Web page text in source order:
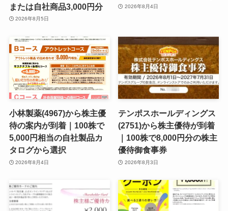
または自社商品3,000円分
2026年8月5日
2026年8月4日
小林製薬(4967)から株主優
待の案内が到着｜100株で
5,000円相当の自社製品カ
タログから選択
2026年8月4日
テンポスホールディングス
(2751)から株主優待が到着
｜100株で8,000円分の株主
優待御食事券
2026年8月3日